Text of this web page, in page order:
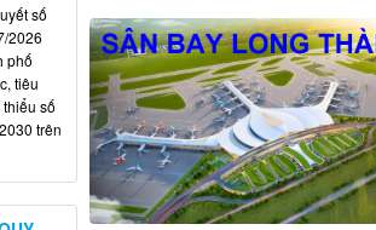
số
2026
phố
tiêu
số
trên